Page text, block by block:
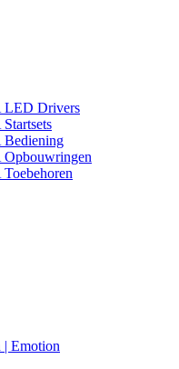
LED Drivers
Emotion